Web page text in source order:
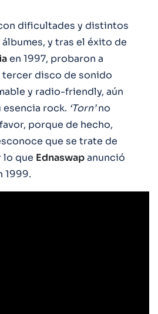
dificultades y distintos
y tras el éxito de
en 1997, probaron a
tercer disco de sonido
y radio-friendly, aún
esencia rock. ‘Torn’no
porque de hecho,
que se trate de
lo que Ednaswapanunció
1999.